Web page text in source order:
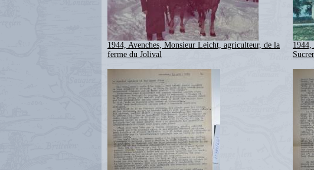
1944, Avenches, Monsieur Leicht, agriculteur, de la
ferme du Jolival
1944,